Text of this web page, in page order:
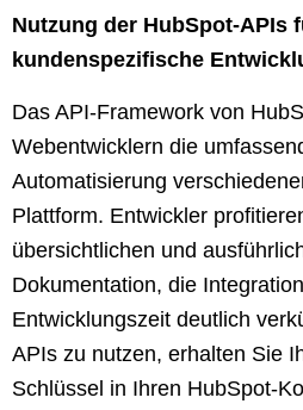
Nutzung der HubSpot-APIs
kundenspezifische
Das API-Framework von
Webentwicklern die
Automatisierung
Plattform. Entwickler
übersichtlichen und
Dokumentation, die
Entwicklungszeit deutlich
APIs zu nutzen, erhalten Sie
Schlüssel in Ihren HubSpot-